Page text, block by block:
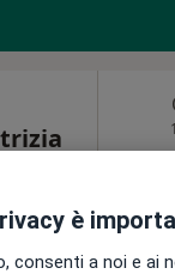
è
consenti a noi e ai